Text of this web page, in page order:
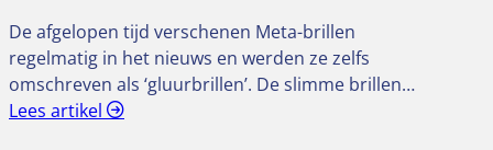
De afgelopen tijd verschenen Meta-brillen
regelmatig in het nieuws en werden ze zelfs
omschreven als ‘gluurbrillen’. De slimme brillen…
Lees artikel